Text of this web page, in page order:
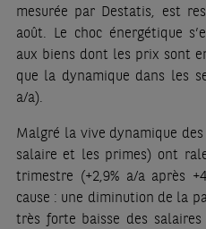
mesurée par Destatis, est
août. Le choc énergétique
aux biens dont les prix sont
que la dynamique dans les
a/a).
Malgré la vive dynamique
salaire et les primes) ont
trimestre (+2,9% a/a après
cause : une diminution de la
très forte baisse des salaires